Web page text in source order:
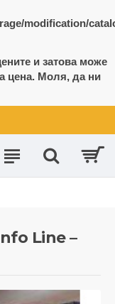
modification/
и затова може
цена. Моля, да ни
Line –